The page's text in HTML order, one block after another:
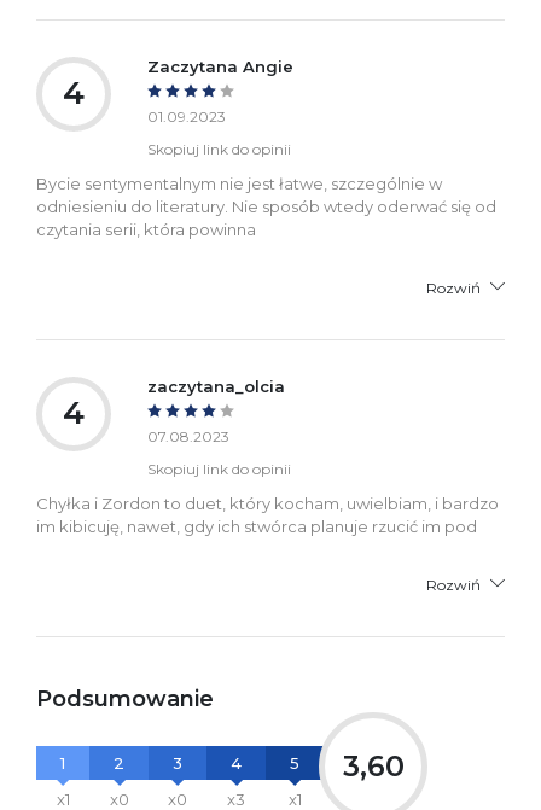
4
Zaczytana Angie
01.09.2023
Skopiuj link do opinii
Bycie sentymentalnym nie jest łatwe, szczególnie w
odniesieniu do literatury. Nie sposób wtedy oderwać się od
czytania serii, która powinna
Rozwiń
4
zaczytana_olcia
07.08.2023
Skopiuj link do opinii
Chyłka i Zordon to duet, który kocham, uwielbiam, i bardzo
im kibicuję, nawet, gdy ich stwórca planuje rzucić im pod
Rozwiń
Podsumowanie
1
x1
2
x0
3
x0
4
x3
5
x1
3,60